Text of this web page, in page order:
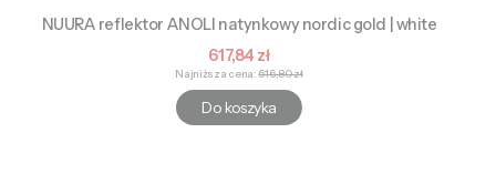
NUURA reflektor ANOLI natynkowy nordic gold | white
Cena promocyjna
617,84 zł
Najniższa cena: 616,80 zł
Do koszyka